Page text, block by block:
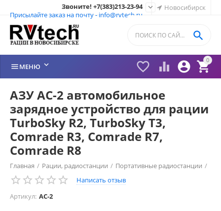
Новосибирск
Звоните! +7(383)213-23-94
Присылайте заказ на почту - info@rvtech.ru

0


 

МЕНЮ 
АЗУ AC-2 автомобильное
зарядное устройство для рации
TurboSky R2, TurboSky T3,
Comrade R3, Comrade R7,
Comrade R8
Главная / Рации, радиостанции / Портативные радиостанции /
Рации Comrade (Россия) / Зарядное устройство Comrade
Написать отзыв
Артикул: AC-2